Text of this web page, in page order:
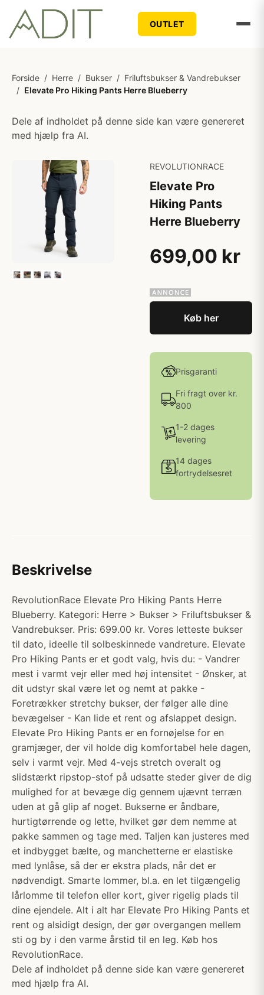
OUTLET
Forside / Herre / Bukser / Friluftsbukser & Vandrebukser
/ Elevate Pro Hiking Pants Herre Blueberry
Dele af indholdet på denne side kan være genereret
med hjælp fra AI.
REVOLUTIONRACE
Elevate Pro
Hiking Pants
Herre Blueberry
699,00 kr
Køb her
Prisgaranti
Fri fragt over kr.
800
1-2 dages
levering
14 dages
fortrydelsesret
Beskrivelse
RevolutionRace Elevate Pro Hiking Pants Herre
Blueberry. Kategori: Herre > Bukser > Friluftsbukser &
Vandrebukser. Pris: 699.00 kr. Vores letteste bukser
til dato, ideelle til solbeskinnede vandreture. Elevate
Pro Hiking Pants er et godt valg, hvis du: - Vandrer
mest i varmt vejr eller med høj intensitet - Ønsker, at
dit udstyr skal være let og nemt at pakke -
Foretrækker stretchy bukser, der følger alle dine
bevægelser - Kan lide et rent og afslappet design.
Elevate Pro Hiking Pants er en fornøjelse for en
gramjæger, der vil holde dig komfortabel hele dagen,
selv i varmt vejr. Med 4-vejs stretch overalt og
slidstærkt ripstop-stof på udsatte steder giver de dig
mulighed for at bevæge dig gennem ujævnt terræn
uden at gå glip af noget. Bukserne er åndbare,
hurtigtørrende og lette, hvilket gør dem nemme at
pakke sammen og tage med. Taljen kan justeres med
et indbygget bælte, og manchetterne er elastiske
med lynlåse, så der er ekstra plads, når det er
nødvendigt. Smarte lommer, bl.a. en let tilgængelig
lårlomme til telefon eller kort, giver rigelig plads til
dine ejendele. Alt i alt har Elevate Pro Hiking Pants et
rent og alsidigt design, der gør overgangen mellem
sti og by i den varme årstid til en leg. Køb hos
RevolutionRace.
Dele af indholdet på denne side kan være genereret
med hjælp fra AI.